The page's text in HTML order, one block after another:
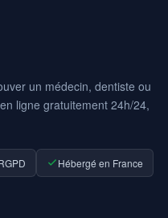
un médecin, dentiste ou
ligne gratuitement 24h/24,
Hébergé en France